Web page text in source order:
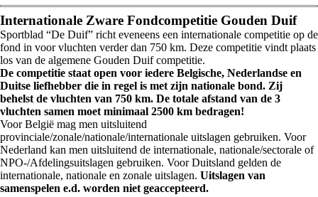
Internationale Zware Fondcompetitie Gouden Duif
Sportblad “De Duif” richt eveneens een internationale competitie op de
fond in voor vluchten verder dan 750 km. Deze competitie vindt plaats
los van de algemene Gouden Duif competitie.
De competitie staat open voor iedere Belgische, Nederlandse en
Duitse liefhebber die in regel is met zijn nationale bond. Zij
behelst de vluchten van 750 km. De totale afstand van de 3
vluchten samen moet minimaal 2500 km bedragen!
Voor België mag men uitsluitend
provinciale/zonale/nationale/internationale uitslagen gebruiken. Voor
Nederland kan men uitsluitend de internationale, nationale/sectorale of
NPO-/Afdelingsuitslagen gebruiken. Voor Duitsland gelden de
internationale, nationale en zonale uitslagen. Uitslagen van
samenspelen e.d. worden niet geaccepteerd.